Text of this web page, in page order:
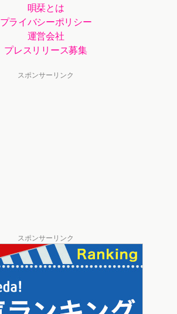
唄栞とは
プライバシーポリシー
運営会社
プレスリリース募集
スポンサーリンク
スポンサーリンク